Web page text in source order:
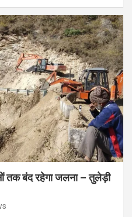
तक बंद रहेगा जलना – तुलेड़ी